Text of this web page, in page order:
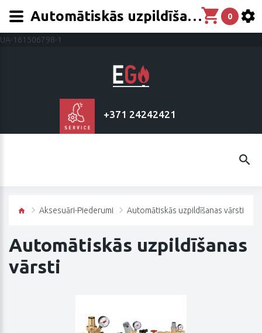
UA-161506798-1
+371 24242421
0
Aksesuāri-Piederumi Automātiskās uzpildīšanas vārsti
Automātiskās uzpildīšanas
vārsti
Automātiskās uzpildīšanas vārsti -vienības